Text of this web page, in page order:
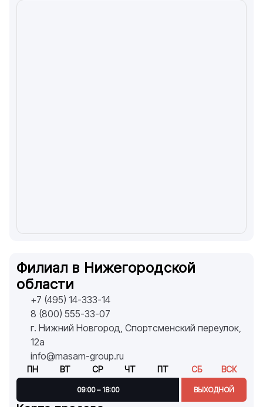
Филиал в Нижегородской
области
+7 (495) 14-333-14
8 (800) 555-33-07
г. Нижний Новгород, Спортсменский переулок,
12а
info@masam-group.ru
ПН ВТ СР ЧТ ПТ
09:00 – 18:00
СБ ВСК
ВЫХОДНОЙ